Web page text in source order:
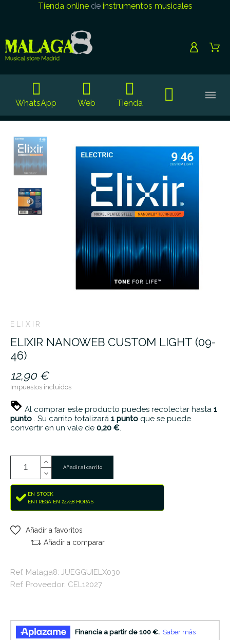
Tienda onlinede instrumentos musicales
WhatsApp Web Tienda
ELIXIR
ELIXIR NANOWEB CUSTOM LIGHT (09-
46)
12,90 €
Impuestos incluidos
Al comprar este producto puedes recolectar hasta 1
punto . Su carrito totalizará 1 punto que se puede
convertir en un vale de 0,20 €.
Añadir al carrito
EN STOCK
ENTREGA EN 24/48 HORAS
Añadir a favoritos
Añadir a comparar
Ref. Malaga8: JUEGGUIELX030
Ref. Proveedor: CEL12027